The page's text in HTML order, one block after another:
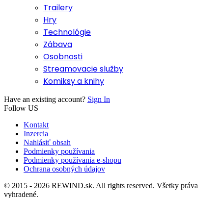
Trailery
Hry
Technológie
Zábava
Osobnosti
Streamovacie služby
Komiksy a knihy
Have an existing account? Sign In
Follow US
Kontakt
Inzercia
Nahlásiť obsah
Podmienky používania
Podmienky používania e-shopu
Ochrana osobných údajov
© 2015 - 2026 REWIND.sk. All rights reserved. Všetky práva
vyhradené.